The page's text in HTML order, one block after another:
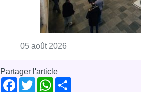
05 août 2026
Partager l'article
Facebook
TwitterWhatsApp